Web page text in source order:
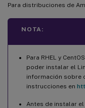
Para distribuciones de
NOTA:
Para RHEL y
poder instalar el
información sobre
instrucciones en
Antes de instalar el